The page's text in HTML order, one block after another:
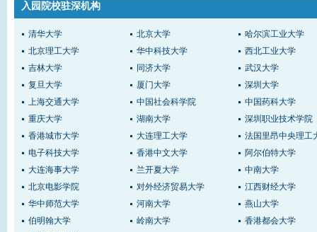
入园院校驻深机构
清华大学 北京大学
哈尔滨工业大学
北京理工大学
华中科技大学
西北工业大学
吉林大学
同济大学
武汉大学
复旦大学
厦门大学
深圳大学
上海交通大学
中国社会科学院
中国药科大学
重庆大学
湖南大学
深圳职业技术学院
香港城市大学
大连理工大学
法国里昂中央理工
电子科技大学
香港中文大学
阿尔伯特大学
大连海事大学
兰开夏大学
中南大学
北京电影学院
对外经济贸易大学
江西财经大学
华中师范大学
河南大学
燕山大学
伯明翰大学
岭南大学
香港都会大学